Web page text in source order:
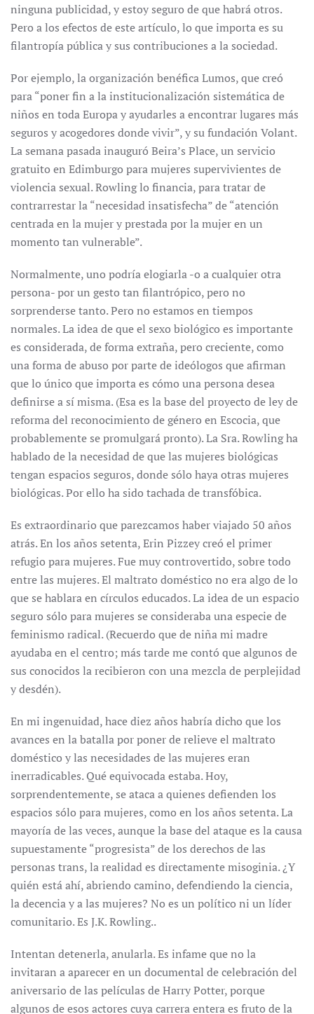
ninguna publicidad, y estoy seguro de que habrá otros.
Pero a los efectos de este artículo, lo que importa es su
filantropía pública y sus contribuciones a la sociedad.
Por ejemplo, la organización benéfica Lumos, que creó
para “poner fin a la institucionalización sistemática de
niños en toda Europa y ayudarles a encontrar lugares más
seguros y acogedores donde vivir”, y su fundación Volant.
La semana pasada inauguró Beira’s Place, un servicio
gratuito en Edimburgo para mujeres supervivientes de
violencia sexual. Rowling lo financia, para tratar de
contrarrestar la “necesidad insatisfecha” de “atención
centrada en la mujer y prestada por la mujer en un
momento tan vulnerable”.
Normalmente, uno podría elogiarla -o a cualquier otra
persona- por un gesto tan filantrópico, pero no
sorprenderse tanto. Pero no estamos en tiempos
normales. La idea de que el sexo biológico es importante
es considerada, de forma extraña, pero creciente, como
una forma de abuso por parte de ideólogos que afirman
que lo único que importa es cómo una persona desea
definirse a sí misma. (Esa es la base del proyecto de ley de
reforma del reconocimiento de género en Escocia, que
probablemente se promulgará pronto). La Sra. Rowling ha
hablado de la necesidad de que las mujeres biológicas
tengan espacios seguros, donde sólo haya otras mujeres
biológicas. Por ello ha sido tachada de transfóbica.
Es extraordinario que parezcamos haber viajado 50 años
atrás. En los años setenta, Erin Pizzey creó el primer
refugio para mujeres. Fue muy controvertido, sobre todo
entre las mujeres. El maltrato doméstico no era algo de lo
que se hablara en círculos educados. La idea de un espacio
seguro sólo para mujeres se consideraba una especie de
feminismo radical. (Recuerdo que de niña mi madre
ayudaba en el centro; más tarde me contó que algunos de
sus conocidos la recibieron con una mezcla de perplejidad
y desdén).
En mi ingenuidad, hace diez años habría dicho que los
avances en la batalla por poner de relieve el maltrato
doméstico y las necesidades de las mujeres eran
inerradicables. Qué equivocada estaba. Hoy,
sorprendentemente, se ataca a quienes defienden los
espacios sólo para mujeres, como en los años setenta. La
mayoría de las veces, aunque la base del ataque es la causa
supuestamente “progresista” de los derechos de las
personas trans, la realidad es directamente misoginia. ¿Y
quién está ahí, abriendo camino, defendiendo la ciencia,
la decencia y a las mujeres? No es un político ni un líder
comunitario. Es J.K. Rowling..
Intentan detenerla, anularla. Es infame que no la
invitaran a aparecer en un documental de celebración del
aniversario de las películas de Harry Potter, porque
algunos de esos actores cuya carrera entera es fruto de la